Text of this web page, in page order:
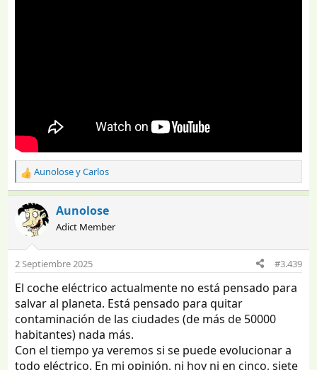
R
e
a
c
c
o
n
s
:
AunoloseyCarlos
Aunolose
Adict Member
2 Septiembre 2025 #3.439
El coche eléctrico actualmente no está pensado para
salvar al planeta. Está pensado para quitar
contaminación de las ciudades (de más de 50000
habitantes) nada más.
Con el tiempo ya veremos si se puede evolucionar a
todo eléctrico. En mi opinión, ni hoy ni en cinco, siete